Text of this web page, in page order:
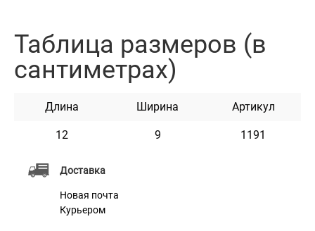
Доставка
Новая почта
Курьером
Кожа "Crazy Horse" обработанная особым способом и
пропитанная натуральным воском. Ее главные
Кожаный кошелек имеет 6 отделений для банковских
так же возможность слаживать деньги под "зажим".
Изготовлен из толстой, но эластичной натуральной
кожи. Кошелек уникальный своим внешним,
Таблица размеров (в
сантиметрах)
Длина Ширина Артикул
12 9 1191